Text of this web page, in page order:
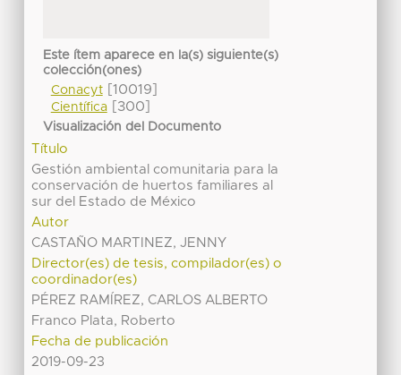
Este ítem aparece en la(s) siguiente(s)
colección(ones)
Conacyt[10019]
Científica[300]
Visualización del Documento
Título
Gestión ambiental comunitaria para la
conservación de huertos familiares al
sur del Estado de México
Autor
CASTAÑO MARTINEZ, JENNY
Director(es) de tesis, compilador(es) o
coordinador(es)
PÉREZ RAMÍREZ, CARLOS ALBERTO
Franco Plata, Roberto
Fecha de publicación
2019-09-23